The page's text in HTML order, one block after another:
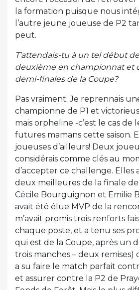
la formation puisque nous
l’autre jeune joueuse de P2
peut.
T’attendais-tu à un tel début
deuxième en championnat et
demi-finales de la Coupe?
Pas vraiment. Je reprennais
championne de P1 et
mais orpheline -c’est le cas de
futures mamans cette saison.
joueuses d’ailleurs! Deux
considérais comme clés au
d’accepter ce challenge. Elles
deux meilleures de la finale
Cécile Bourguignon et Emilie
avait été élue MVP de la
m’avait promis trois renforts
chaque poste, et a tenu ses
qui est de la Coupe, après un
trois manches – deux remises)
a su faire le match parfait
et assurer contre la P2 de